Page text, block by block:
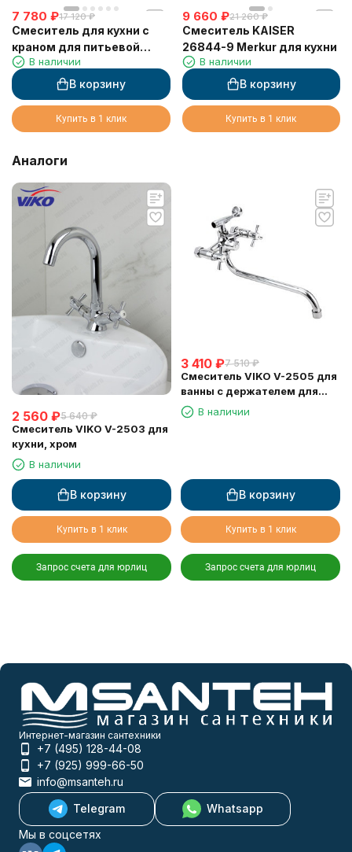
7 780 ₽17 120 ₽
Смеситель для кухни с
краном для питьевой
воды VIKO V-5204
В наличии
В корзину
Купить в 1 клик
9 660 ₽21 260 ₽
Смеситель KAISER
26844-9 Merkur для кухни
В наличии
В корзину
Купить в 1 клик
Аналоги
2 560 ₽5 640 ₽
Смеситель VIKO V-2503 для
кухни, хром
В наличии
В корзину
Купить в 1 клик
Запрос счета для юрлиц
3 410 ₽7 510 ₽
Смеситель VIKO V-2505 для
ванны с держателем для
лейкиВ наличии
В корзину
Купить в 1 клик
Запрос счета для юрлиц
Интернет-магазин сантехники
+7 (495) 128-44-08
+7 (925) 999-66-50
info@msanteh.ru
Telegram
Whatsapp
Мы в соцсетях